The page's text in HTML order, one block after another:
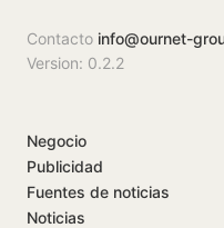
Contacto info@ournet-
Version: 0.2.2
Negocio
Publicidad
Fuentes de noticias
Noticias